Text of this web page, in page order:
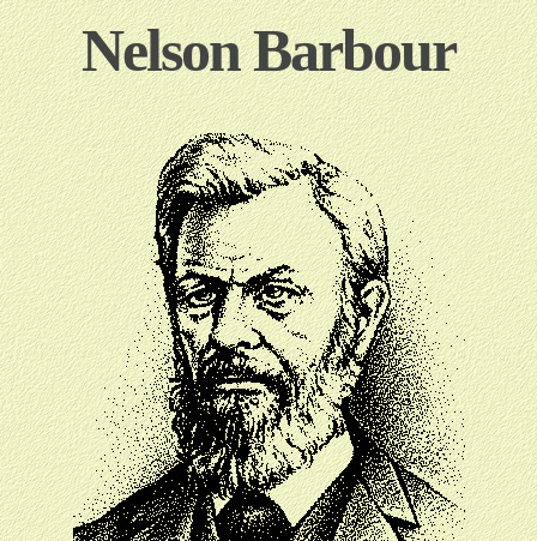
Nelson Barbour